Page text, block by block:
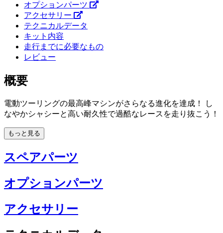
オプションパーツ
アクセサリー
テクニカルデータ
キット内容
走行までに必要なもの
レビュー
概要
電動ツーリングの最高峰マシンがさらなる進化を達成！ し
なやかシャシーと高い耐久性で過酷なレースを走り抜こう！
もっと見る
スペアパーツ
オプションパーツ
アクセサリー